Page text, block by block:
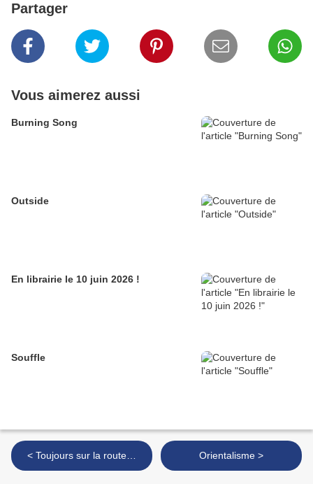
Partager
Vous aimerez aussi
Burning Song
Outside
En librairie le 10 juin 2026 !
Souffle
< Toujours sur la route… Orientalisme >